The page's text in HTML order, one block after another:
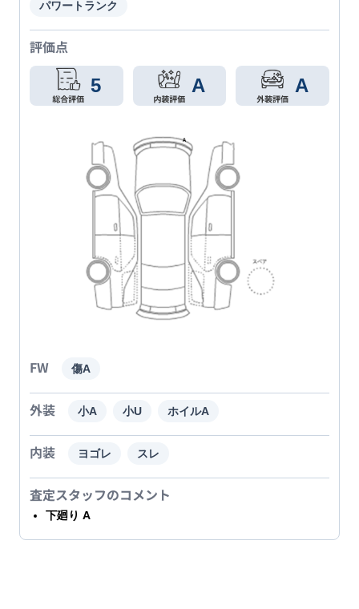
パワートランク
評価点
5 A A
FW 傷A
外装 小A 小U ホイルA
内装 ヨゴレ スレ
査定スタッフのコメント
下廻り A